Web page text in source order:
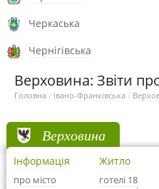
Черкаська
Чернігівська
Верховина: Звіти
Головна / Івано-Франківська /
Верховина
Інформація
про місто
Житло
готелі 18